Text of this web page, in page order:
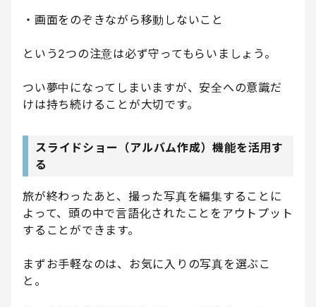
・画面をのぞきながら移動しないこと
という2つの注意は必ず守ってもらいましょう。
つい夢中になってしまいますが、安全への意識だ
けは持ち続けることが大切です。
スライドショー（アルバム作成）機能を活用す
る
旅が終わったあと、撮った写真を編集することに
よって、頭の中で言語化されたことをアウトプット
することができます。
まずお手軽なのは、お気に入りの写真を選ぶこ
と。